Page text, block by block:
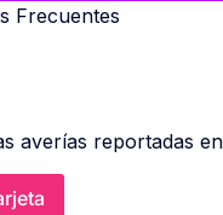
Frecuentes
averías reportadas